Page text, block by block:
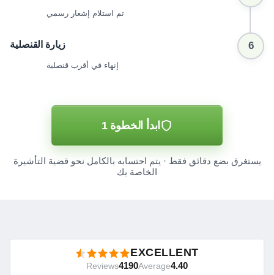
تم استلام إشعار رسمي
6 زيارة القنصلية
إنهاء في أقرب قنصلية
ابدأ الخطوة 1
يستغرق بضع دقائق فقط · يتم احتسابه بالكامل نحو قضية التأشيرة
الخاصة بك
EXCELLENT
4.40
Average
4190
Reviews